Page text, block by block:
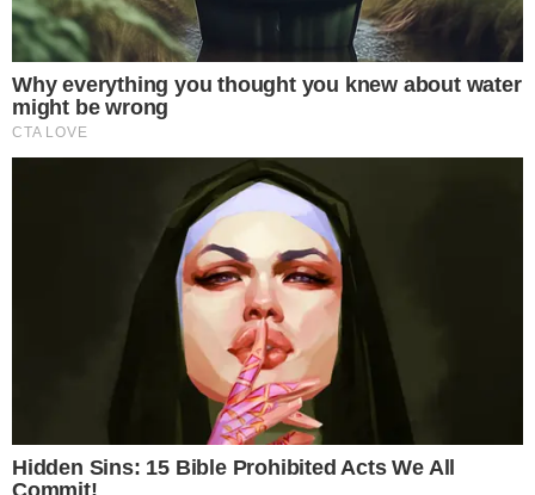
พระพุทธมนต์จากวัดที่นำห่อผ้าไปทิ้งก็ได้ เอามาพรมให้ทั่วบ้าน ด้วย
จิตใจที่คิดถึงแต่สิ่งดีดี และในระหว่างทำพิธื คนในบ้านต้องห้ามพูด
หรือทำสิ่งไม่ดีต่อกันเด็ดขาด
พอเช้าวันรุ่งขึ้น ก็ให้ตักบาตร ถวายสังฆทาน กรวดน้ำ พร้อมอุทิศส่วน
กุศลให้แก่พระภูมิเจ้าที่ ให้ท่านปกปักรั ก ษ า ความปลอด ภั ยในบ้าน
และคุ้มครองสมาชิกภายในบ้านต่อไป
การกราบไหว้ขอขมา ทำความเคารพบูชาศาลพระภูมิ และศาลตา ย
า ย ให้ถูกต้องตามพิธีการ จะส่งผลให้ชีวิตเจริญรุ่งเรืองมากขึ้น หยิบ
จับทำอะไรก็เป็นเงินเป็นทอง ความสัมพันใจครอบครัวกระชับ
แน่นแฟ้น เต็มไปด้วยความสุขของการได้อยู่ร่วมกัน สิ่งร้ า ย ๆก็จะ
ไม่มีมากร้ำกราย สุขภาพแข็งแรงปราศจากโ ร ค ภั ยทั้งปวง เพราะ
ฉะนั้นหาเวลาทำพิธีนี้เสีย จะได้เป็นสิริมงคลแก่ชีวิต และสมาชิกใน
ครอบครัวด้วย